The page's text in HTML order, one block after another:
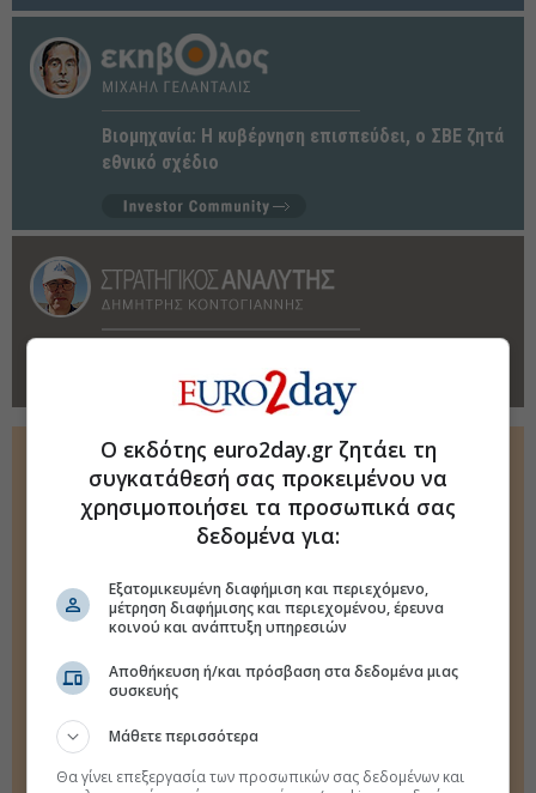
Βιομηχανία: Η κυβέρνηση επισπεύδει, ο ΣΒΕ ζητά
εθνικό σχέδιο
αεροπορικά εισιτήρια τον Ιούνιο
FINANCIAL TIMES
Το πραγματικό μήνυμα της παρέμβασης στο γεν
Παγκόσμια έξαρση στις κλοπές χαλκού, μπίζνες
Ράχμαν: Το σχέδιο Τραμπ για την Ευρώπη καταρρέει
Καλοκαίρι υψηλού κινδύνου για τις αγορές-Ποιες είναι οι
εστίες
Ο εκδότης euro2day.gr ζητάει τη
συγκατάθεσή σας προκειμένου να
χρησιμοποιήσει τα προσωπικά σας
δεδομένα για:
Εξατομικευμένη διαφήμιση και περιεχόμενο,
μέτρηση διαφήμισης και περιεχομένου, έρευνα
κοινού και ανάπτυξη υπηρεσιών
Αποθήκευση ή/και πρόσβαση στα δεδομένα μιας
συσκευής
Μάθετε περισσότερα
Θα γίνει επεξεργασία των προσωπικών σας δεδομένων και